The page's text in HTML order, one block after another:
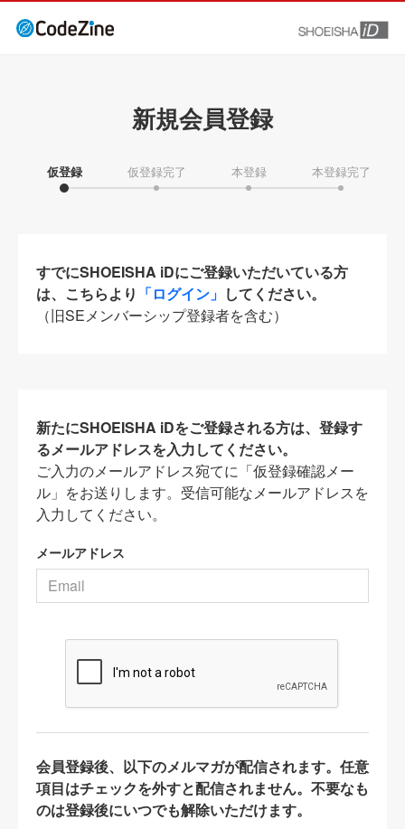
新規会員登録
仮登録 仮登録完了 本登録 本登録完了
すでにSHOEISHA iDにご登録いただいている方
は、こちらより 「ログイン」 してください。
（旧SEメンバーシップ登録者を含む）
新たにSHOEISHA iDをご登録される方は、登録す
るメールアドレスを入力してください。
ご入力のメールアドレス宛てに「仮登録確認メー
ル」をお送りします。受信可能なメールアドレスを
入力してください。
メールアドレス
会員登録後、以下のメルマガが配信されます。任意
項目はチェックを外すと配信されません。不要なも
のは登録後にいつでも解除いただけます。